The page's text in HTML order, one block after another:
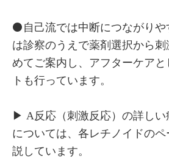
⚫️自己流では中断につながり
は診察のうえで薬剤選択から
めてご案内し、アフターケア
トも行っています。
▶ A反応（刺激反応）の詳しい
については、各レチノイドの
説しています。